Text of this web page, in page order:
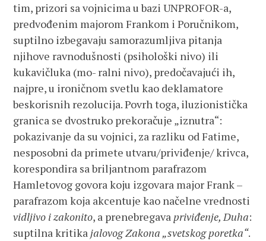
tim, prizori sa vojnicima u bazi UNPROFOR-a,
predvođenim majorom Frankom i Poručnikom,
suptilno izbegavaju samorazumljiva pitanja
njihove ravnodušnosti (psihološki nivo) ili
kukavičluka (mo- ralni nivo), predočavajući ih,
najpre, u ironičnom svetlu kao deklamatore
beskorisnih rezolucija. Povrh toga, iluzionistička
granica se dvostruko prekoračuje „iznutra“:
pokazivanje da su vojnici, za razliku od Fatime,
nesposobni da primete utvaru/priviđenje/ krivca,
korespondira sa briljantnom parafrazom
Hamletovog govora koju izgovara major Frank –
parafrazom koja akcentuje kao načelne vrednosti
vidljivo i zakonito, a prenebregava priviđenje, Duha:
suptilna kritikajalovog Zakona „svetskog poretka“.